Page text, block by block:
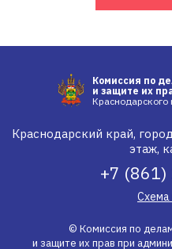
Комиссия по
и защите их
Краснодарского
Краснодарский край,
этаж,
+7
Схема
© Комиссия по
и защите их прав при